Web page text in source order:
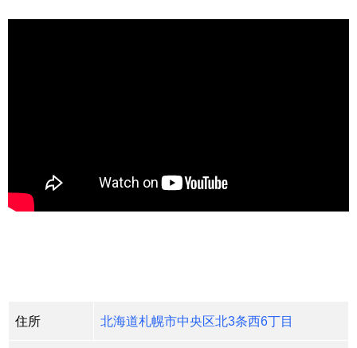
住所 北海道札幌市中央区北3条西6丁目